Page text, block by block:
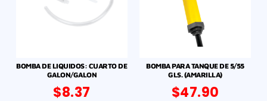
BOMBA DE LIQUIDOS: CUARTO DE
GALON/GALON
$8.37
BOMBA PARA TANQUE DE 5/55
GLS. (AMARILLA)
$47.90